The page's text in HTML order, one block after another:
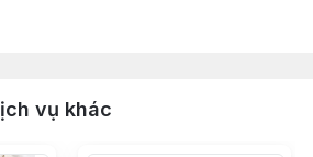
vụ khác